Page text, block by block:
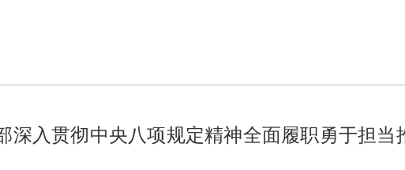
入贯彻中央八项规定精神全面履职勇于担当